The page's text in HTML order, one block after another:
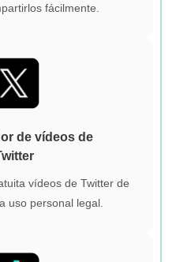
fácilmente.
de vídeos de
vídeos de Twitter de
uso personal legal.